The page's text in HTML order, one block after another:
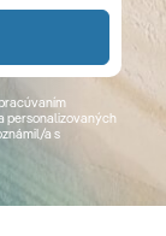
personalizovaných
a s